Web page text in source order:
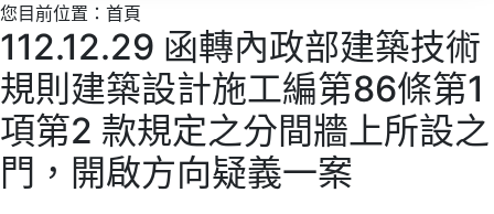
您目前位置： 首頁
112.12.29 函轉內政部建築技術
規則建築設計施工編第86條第1
項第2 款規定之分間牆上所設之
門，開啟方向疑義一案